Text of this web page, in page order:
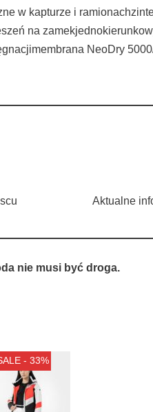
w kapturze i
na
NeoDry
Aktualne
nie musi być droga.
- 33%